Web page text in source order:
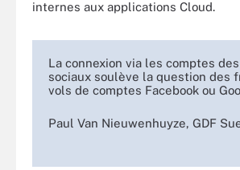
internes aux applications Cloud.
La connexion via les comptes
sociaux soulève la question des
vols de comptes Facebook ou
Paul Van Nieuwenhuyze, GDF